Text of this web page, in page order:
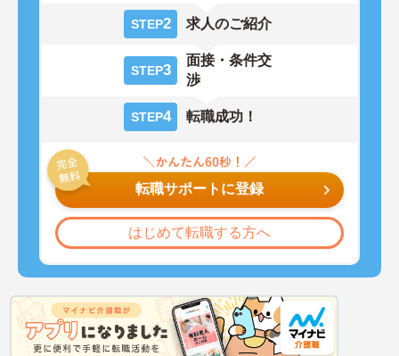
STEP2 求人のご紹介
STEP3
面接・条件交
渉
STEP4 転職成功！
転職サポートに登録
はじめて転職する方へ